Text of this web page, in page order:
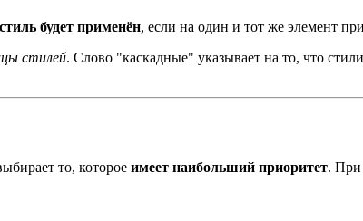
будет применён, если на один и тот же элемент
стилей. Слово "каскадные" указывает на то, что стили
то, которое имеет наибольший приоритет. При